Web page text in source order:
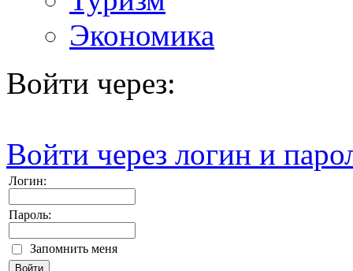
Экономика
Войти через:
Войти через логин и
Логин:
Пароль:
Запомнить меня